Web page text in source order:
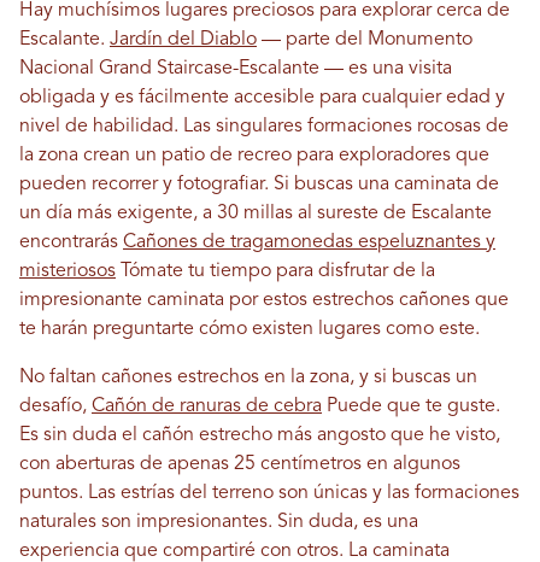
Hay muchísimos lugares preciosos para explorar cerca de
Escalante. Jardín del Diablo — parte del Monumento
Nacional Grand Staircase-Escalante — es una visita
obligada y es fácilmente accesible para cualquier edad y
nivel de habilidad. Las singulares formaciones rocosas de
la zona crean un patio de recreo para exploradores que
pueden recorrer y fotografiar. Si buscas una caminata de
un día más exigente, a 30 millas al sureste de Escalante
encontrarás Cañones de tragamonedas espeluznantes y
misteriosos Tómate tu tiempo para disfrutar de la
impresionante caminata por estos estrechos cañones que
te harán preguntarte cómo existen lugares como este.
No faltan cañones estrechos en la zona, y si buscas un
desafío, Cañón de ranuras de cebra Puede que te guste.
Es sin duda el cañón estrecho más angosto que he visto,
con aberturas de apenas 25 centímetros en algunos
puntos. Las estrías del terreno son únicas y las formaciones
naturales son impresionantes. Sin duda, es una
experiencia que compartiré con otros. La caminata